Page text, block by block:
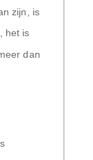
zijn, is
het is
dan